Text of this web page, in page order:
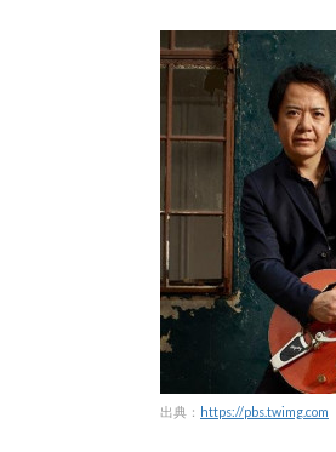
出典： https://pbs.twimg.com